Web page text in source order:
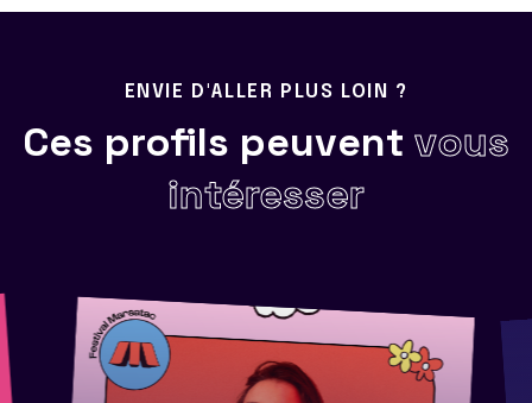
ENVIE D'ALLER PLUS LOIN ?
Ces profils peuvent vous
intéresser